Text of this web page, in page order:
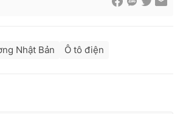
Nhật Bản Ô tô điện